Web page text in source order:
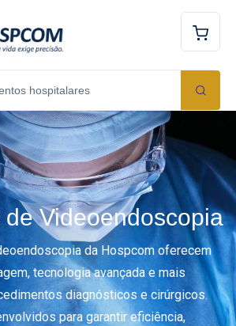
Videoendoscopia
da Hospcom oferecem
tecnologia avançada e mais
diagnósticos e cirúrgicos.
para garantir eficiência,